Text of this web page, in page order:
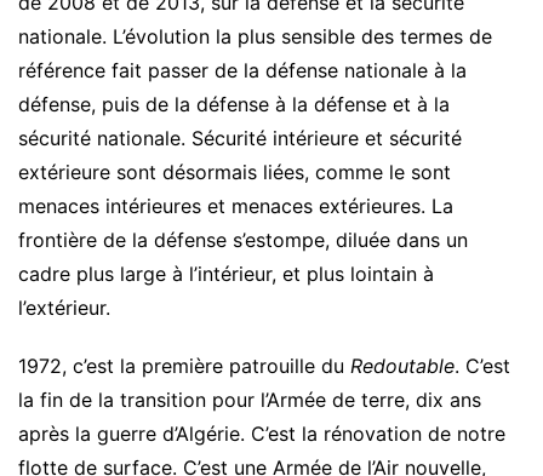
nationale. L’évolution la plus sensible des termes de
référence fait passer de la défense nationale à la
défense, puis de la défense à la défense et à la
sécurité nationale. Sécurité intérieure et sécurité
extérieure sont désormais liées, comme le sont
menaces intérieures et menaces extérieures. La
frontière de la défense s’estompe, diluée dans un
cadre plus large à l’intérieur, et plus lointain à
l’extérieur.
1972, c’est la première patrouille du Redoutable. C’est
la fin de la transition pour l’Armée de terre, dix ans
après la guerre d’Algérie. C’est la rénovation de notre
flotte de surface. C’est une Armée de l’Air nouvelle,